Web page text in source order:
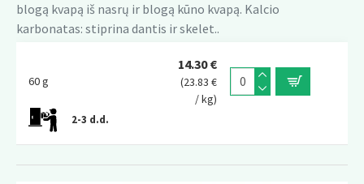
blogą kvapą iš nasrų ir blogą kūno kvapą. Kalcio
karbonatas: stiprina dantis ir skelet..
60 g
2-3 d.d.
14.30 €
(23.83 €
/ kg)